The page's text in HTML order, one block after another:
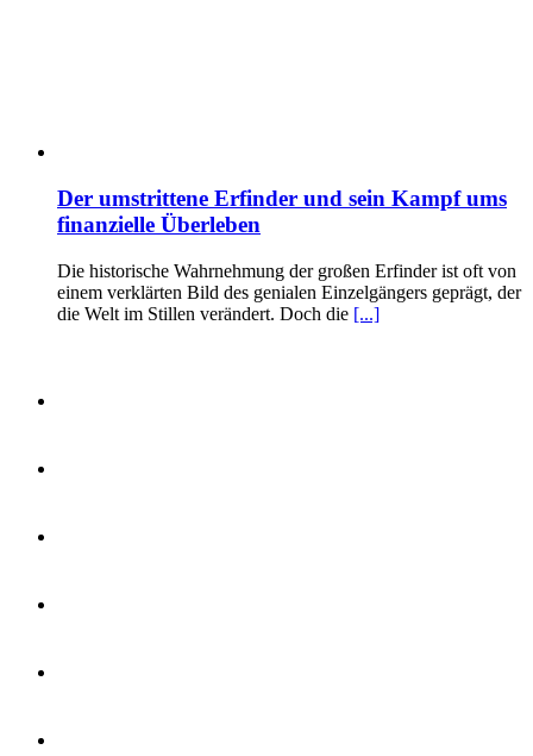
Der umstrittene Erfinder und sein Kampf ums
finanzielle Überleben
Die historische Wahrnehmung der großen Erfinder ist oft von
einem verklärten Bild des genialen Einzelgängers geprägt, der
die Welt im Stillen verändert. Doch die [...]